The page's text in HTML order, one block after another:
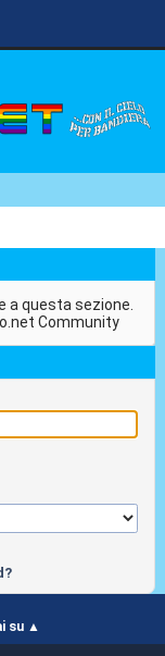
a questa sezione.
Community
su ▲